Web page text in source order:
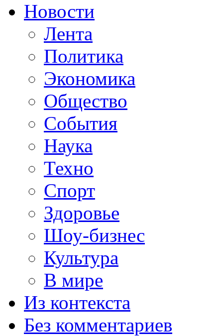
Новости
Лента
Политика
Экономика
Общество
События
Наука
Техно
Спорт
Здоровье
Шоу-бизнес
Культура
В мире
Из контекста
Без комментариев